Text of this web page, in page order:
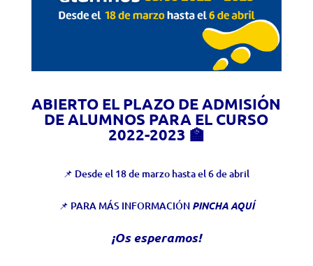
ABIERTO EL PLAZO DE ADMISIÓN
DE ALUMNOS PARA EL CURSO
2022-2023 🏫
📌 Desde el 18 de marzo hasta el 6 de abril
📌 PARA MÁS INFORMACIÓN PINCHA AQUÍ
¡Os esperamos!